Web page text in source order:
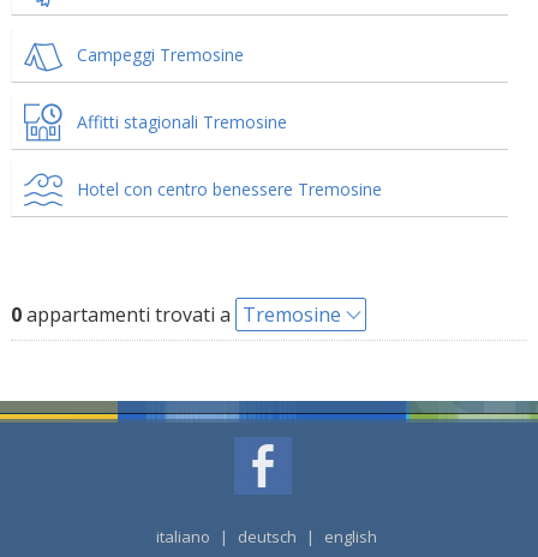
Campeggi Tremosine
Affitti stagionali Tremosine
Hotel con centro benessere Tremosine
0appartamenti trovati a Tremosine
italiano | deutsch | english